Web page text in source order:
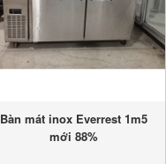
Bàn mát inox Everrest 1m5
mới 88%